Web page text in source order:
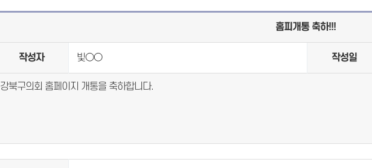
홈피개통 축하!!!
작성자 빛○○ 작성일
강북구의회 홈페이지 개통을 축하합니다.